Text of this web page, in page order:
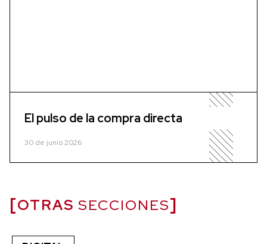
El pulso de la compra directa
30 de junio 2026
OTRAS SECCIONES